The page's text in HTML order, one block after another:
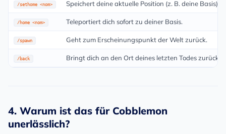
/sethome <nom> Speichert deine aktuelle Position (z. B. deine Basis).
/home <nom> Teleportiert dich sofort zu deiner Basis.
/spawn Geht zum Erscheinungspunkt der Welt zurück.
/back Bringt dich an den Ort deines letzten Todes zurück.
4. Warum ist das für Cobblemon
unerlässlich?